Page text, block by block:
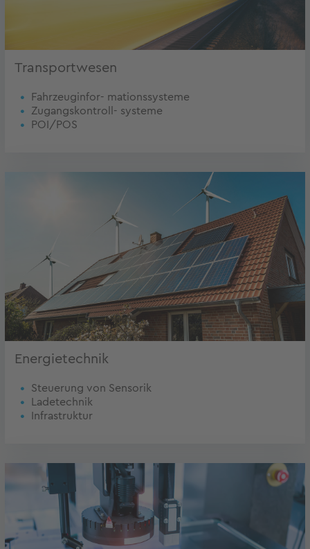
Transportwesen
Fahrzeuginfor- mationssysteme
Zugangskontroll- systeme
POI/POS
Energietechnik
Steuerung von Sensorik
Ladetechnik
Infrastruktur